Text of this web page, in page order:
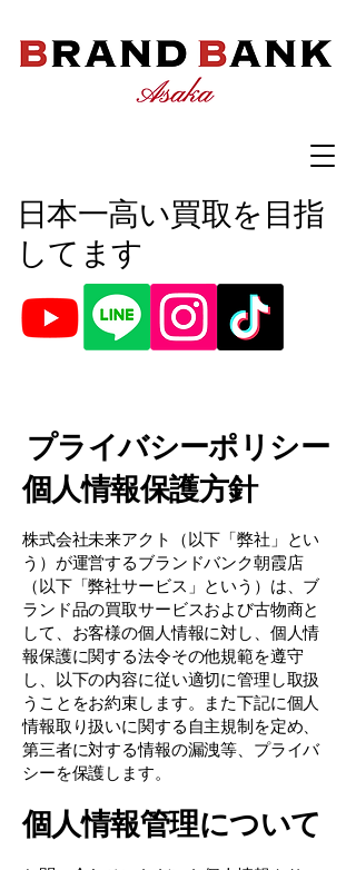
​日本一高い買取を目指
してます
プライバシーポリシー
個人情報保護方針
株式会社未来アクト（以下「弊社」とい
う）が運営するブランドバンク朝霞店
（以下「弊社サービス」という）は、ブ
ランド品の買取サービスおよび古物商と
して、お客様の個人情報に対し、個人情
報保護に関する法令その他規範を遵守
し、以下の内容に従い適切に管理し取扱
うことをお約束します。また下記に個人
情報取り扱いに関する自主規制を定め、
第三者に対する情報の漏洩等、プライバ
シーを保護します。
個人情報管理について